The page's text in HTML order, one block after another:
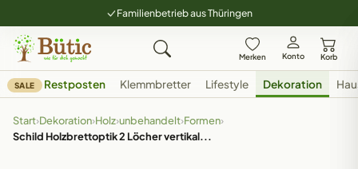
Familienbetrieb aus Thüringen
Merken Konto Korb
SALE Restposten Klemmbretter Lifestyle Dekoration
Start›Dekoration›Holz›unbehandelt›Formen›
Schild Holzbrettoptik 2 Löcher vertikal...